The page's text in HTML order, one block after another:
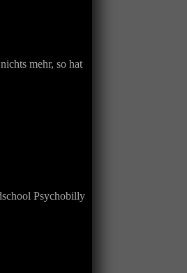
mehr, so hat
Psychobilly